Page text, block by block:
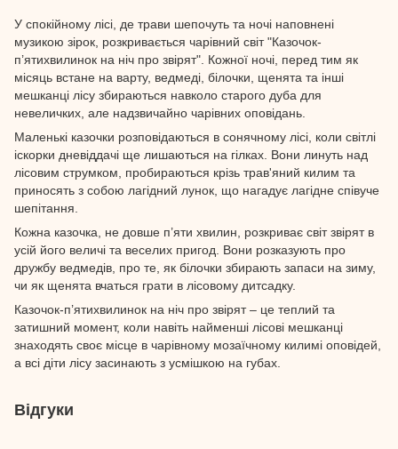
У спокійному лісі, де трави шепочуть та ночі наповнені
музикою зірок, розкривається чарівний світ "Казочок-
п’ятихвилинок на ніч про звірят". Кожної ночі, перед тим як
місяць встане на варту, ведмеді, білочки, щенята та інші
мешканці лісу збираються навколо старого дуба для
невеличких, але надзвичайно чарівних оповідань.
Маленькі казочки розповідаються в сонячному лісі, коли світлі
іскорки дневіддачі ще лишаються на гілках. Вони линуть над
лісовим струмком, пробираються крізь трав'яний килим та
приносять з собою лагідний лунок, що нагадує лагідне співуче
шепітання.
Кожна казочка, не довше п’яти хвилин, розкриває світ звірят в
усій його величі та веселих пригод. Вони розказують про
дружбу ведмедів, про те, як білочки збирають запаси на зиму,
чи як щенята вчаться грати в лісовому дитсадку.
Казочок-п’ятихвилинок на ніч про звірят – це теплий та
затишний момент, коли навіть найменші лісові мешканці
знаходять своє місце в чарівному мозаїчному килимі оповідей,
а всі діти лісу засинають з усмішкою на губах.
Відгуки